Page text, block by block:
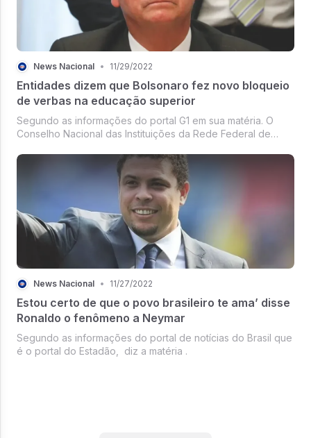
News Nacional • 11/29/2022
Entidades dizem que Bolsonaro fez novo bloqueio
de verbas na educação superior
Segundo as informações do portal G1 em sua matéria. O
Conselho Nacional das Instituições da Rede Federal de
que o governo “retirou todos os limites de responsabilidade
News Nacional • 11/27/2022
Estou certo de que o povo brasileiro te ama’ disse
Ronaldo o fenômeno a Neymar
Segundo as informações do portal de notícias do Brasil que
é o portal do Estadão, diz a matéria .